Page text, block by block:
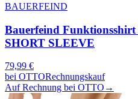
BAUERFEIND
Bauerfeind
SHORT SLEEVE
79,99 €
bei OTTORechnungskauf
Auf Rechnung bei OTTO →